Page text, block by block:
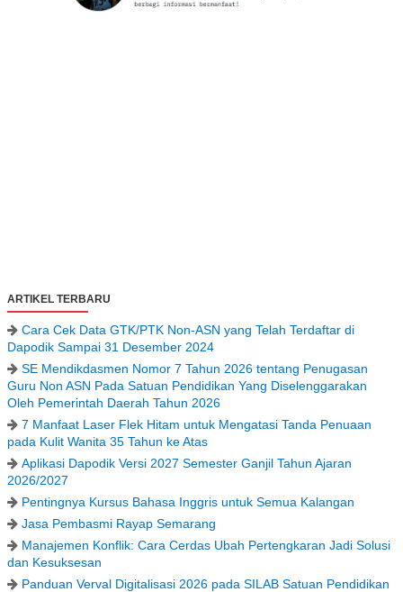
ARTIKEL TERBARU
Cara Cek Data GTK/PTK Non-ASN yang Telah Terdaftar di
Dapodik Sampai 31 Desember 2024
SE Mendikdasmen Nomor 7 Tahun 2026 tentang Penugasan
Guru Non ASN Pada Satuan Pendidikan Yang Diselenggarakan
Oleh Pemerintah Daerah Tahun 2026
7 Manfaat Laser Flek Hitam untuk Mengatasi Tanda Penuaan
pada Kulit Wanita 35 Tahun ke Atas
Aplikasi Dapodik Versi 2027 Semester Ganjil Tahun Ajaran
2026/2027
Pentingnya Kursus Bahasa Inggris untuk Semua Kalangan
Jasa Pembasmi Rayap Semarang
Manajemen Konflik: Cara Cerdas Ubah Pertengkaran Jadi Solusi
dan Kesuksesan
Panduan Verval Digitalisasi 2026 pada SILAB Satuan Pendidikan